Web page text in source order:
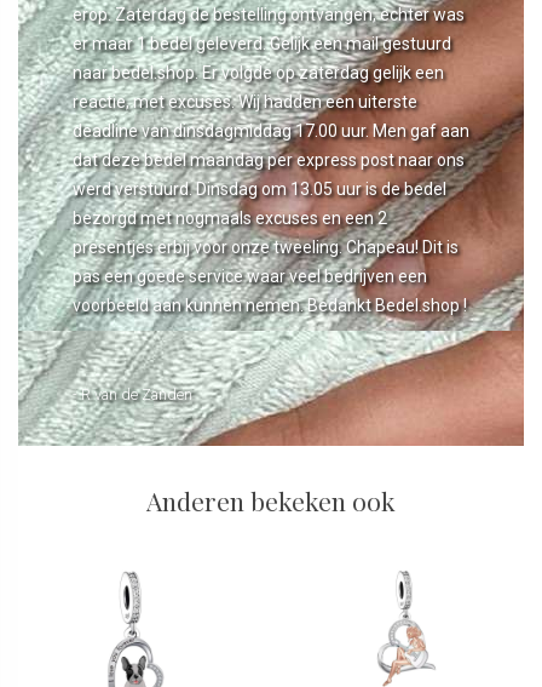
erop. Zaterdag de bestelling ontvangen, echter was
er maar 1 bedel geleverd. Gelijk een mail gestuurd
naar bedel.shop. Er volgde op zaterdag gelijk een
reactie, met excuses. Wij hadden een uiterste
deadline van dinsdagmiddag 17.00 uur. Men gaf aan
dat deze bedel maandag per express post naar ons
werd verstuurd. Dinsdag om 13.05 uur is de bedel
bezorgd met nogmaals excuses en een 2
presentjes erbij voor onze tweeling. Chapeau! Dit is
pas een goede service waar veel bedrijven een
voorbeeld aan kunnen nemen. Bedankt Bedel.shop !
- R van de Zanden
Anderen bekeken ook